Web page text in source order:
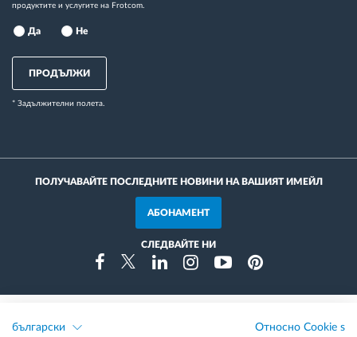
продуктите и услугите на Frotcom.
Да Не
ПРОДЪЛЖИ
* Задължителни полета.
ПОЛУЧАВАЙТЕ ПОСЛЕДНИТЕ НОВИНИ НА ВАШИЯТ ИМЕЙЛ
АБОНАМЕНТ
СЛЕДВАЙТЕ НИ
FacebookTwitterLinkedinInstragramYoutubePinterest
български
Относно Cookie s